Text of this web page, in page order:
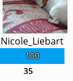
100
Nicole_Liebart
35